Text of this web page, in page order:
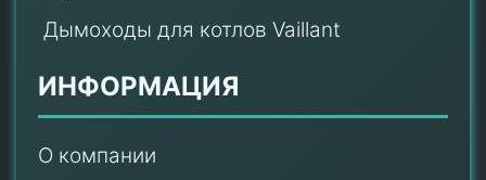
Дымоходы для котлов Vaillant
ИНФОРМАЦИЯ
О компании